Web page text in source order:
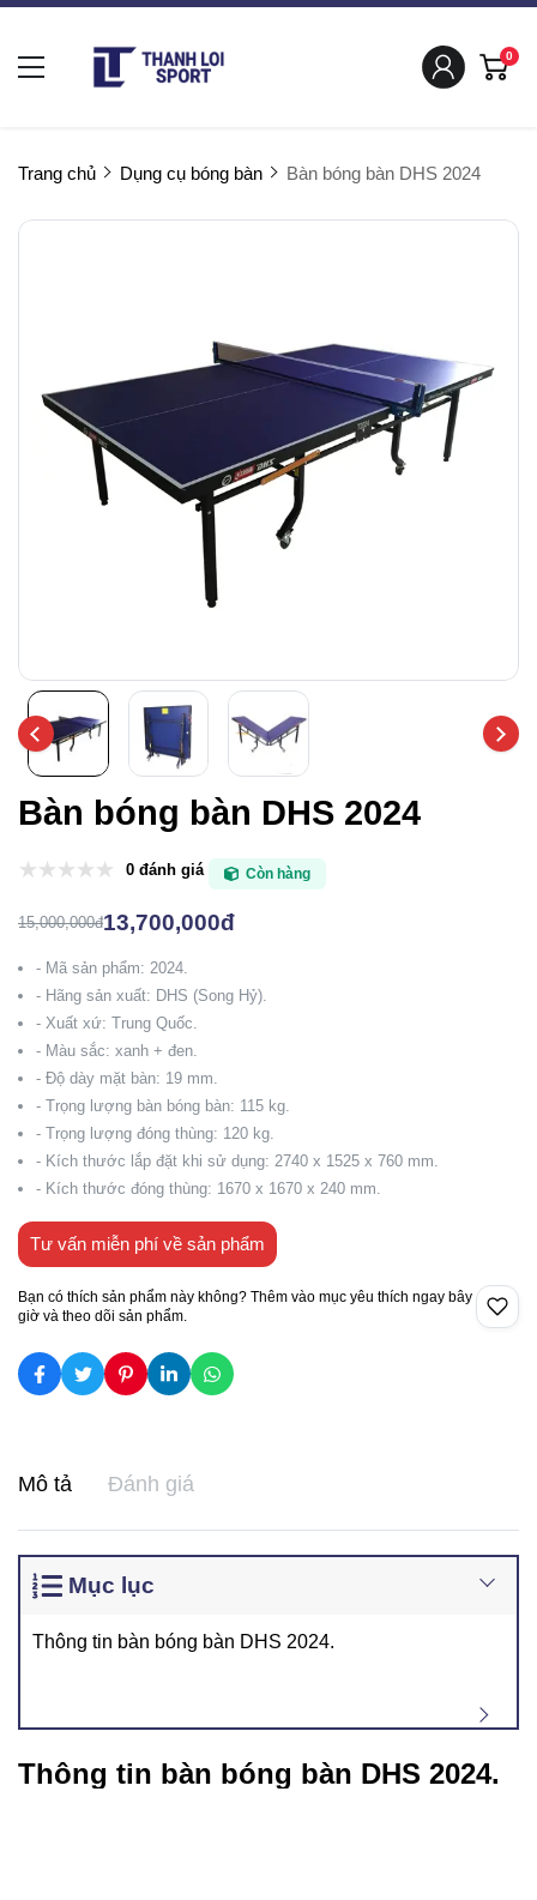
0
Trang chủ Dụng cụ bóng bàn Bàn bóng bàn DHS 2024
Bàn bóng bàn DHS 2024
0 đánh giá Còn hàng
15,000,000đ13,700,000đ
- Mã sản phẩm: 2024.
- Hãng sản xuất: DHS (Song Hỷ).
- Xuất xứ: Trung Quốc.
- Màu sắc: xanh + đen.
- Độ dày mặt bàn: 19 mm.
- Trọng lượng bàn bóng bàn: 115 kg.
- Trọng lượng đóng thùng: 120 kg.
- Kích thước lắp đặt khi sử dụng: 2740 x 1525 x 760 mm.
- Kích thước đóng thùng: 1670 x 1670 x 240 mm.
Tư vấn miễn phí về sản phẩm
Bạn có thích sản phẩm này không? Thêm vào mục yêu thích ngay bây
giờ và theo dõi sản phẩm.
Mô tả Đánh giá
Mục lục
Thông tin bàn bóng bàn DHS 2024.
Thông tin bàn bóng bàn DHS 2024.